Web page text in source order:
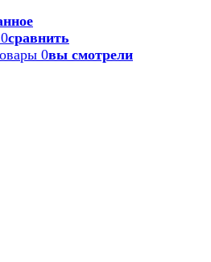
0сравнить
0вы смотрели